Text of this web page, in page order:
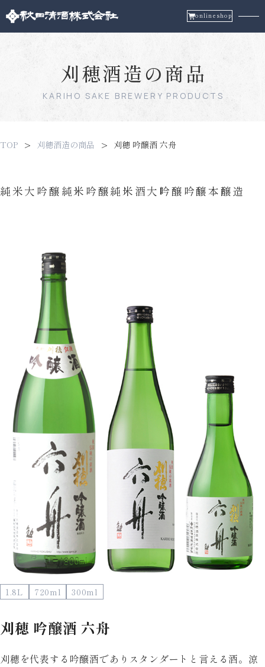
onlineshop
刈穂酒造の商品
KARIHO SAKE BREWERY PRODUCTS
TOP 刈穂酒造の商品 刈穂 吟醸酒 六舟
純米大吟醸純米吟醸純米酒大吟醸吟醸本醸造
1.8L 720ml 300ml
刈穂 吟醸酒 六舟
刈穂を代表する吟醸酒でありスタンダートと言える酒。涼